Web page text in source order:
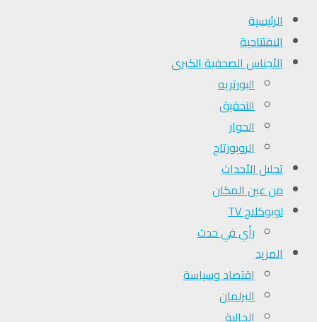
الرئيسية
الافتتاحية
الأجناس الصحفية الكبرى
البورتريه
التحقیق
الحوار
الروبورتاج
تحلیل الأحداث
من عين المكان
لوبوكلاج TV
رأي في حدث
المزيد
اقتصاد وسياسة
البرلمان
الجالية